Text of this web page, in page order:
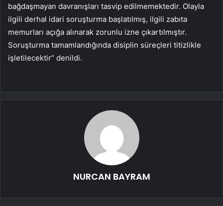
bağdaşmayan davranışları tasvip edilmemektedir. Olayla
ilgili derhal idari soruşturma başlatılmış, ilgili zabıta
memurları açığa alınarak zorunlu izne çıkartılmıştır.
Soruşturma tamamlandığında disiplin süreçleri titizlikle
işletilecektir” denildi.
NURCAN BAYRAM